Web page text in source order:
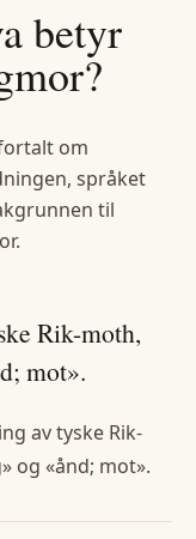
betyr
?
om
språket
til
.
Rik-moth,
mot».
av tyske Rik-
og «ånd; mot».